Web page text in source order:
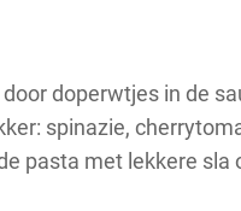
doperwtjes in de
spinazie,
pasta met lekkere sla